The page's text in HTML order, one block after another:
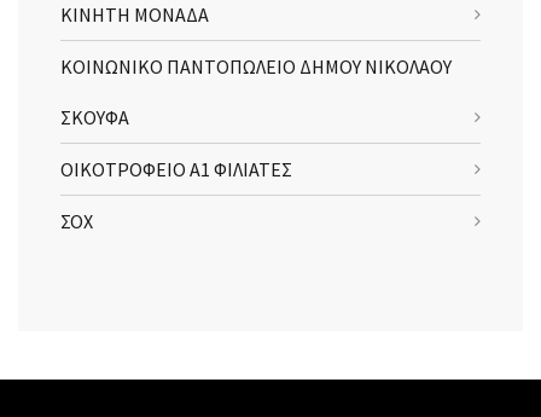
ΚΙΝΗΤΗ ΜΟΝΑΔΑ
ΚΟΙΝΩΝΙΚΟ ΠΑΝΤΟΠΩΛΕΙΟ ΔΗΜΟΥ ΝΙΚΟΛΑΟΥ
ΣΚΟΥΦΑ
ΟΙΚΟΤΡΟΦΕΙΟ Α1 ΦΙΛΙΑΤΕΣ
ΣΟΧ